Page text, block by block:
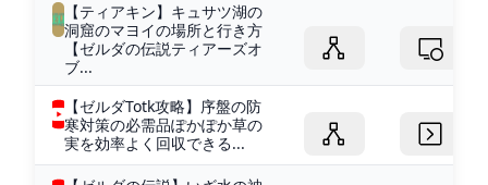
【ティアキン】キュサツ湖の
洞窟のマヨイの場所と行き方
【ゼルダの伝説ティアーズオ
ブ...
【ゼルダTotk攻略】序盤の防
寒対策の必需品ぽかぽか草の
実を効率よく回収できる...